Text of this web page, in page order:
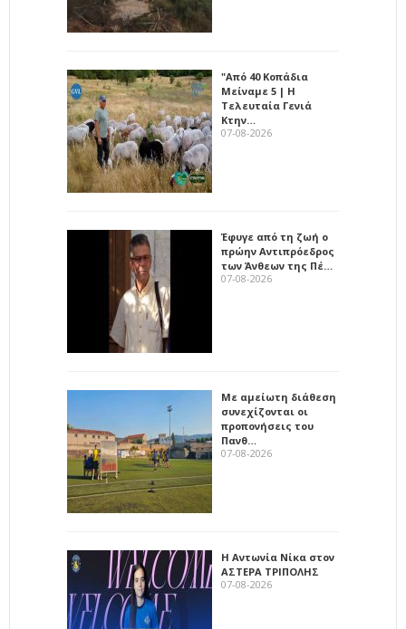
"Από 40 Κοπάδια
Μείναμε 5 | Η
Τελευταία Γενιά
Κτην…
07-08-2026
Έφυγε από τη ζωή ο
πρώην Αντιπρόεδρος
των Άνθεων της Πέ…
07-08-2026
Με αμείωτη διάθεση
συνεχίζονται οι
προπονήσεις του
Πανθ…
07-08-2026
Η Αντωνία Νίκα στον
ΑΣΤΕΡΑ ΤΡΙΠΟΛΗΣ
07-08-2026